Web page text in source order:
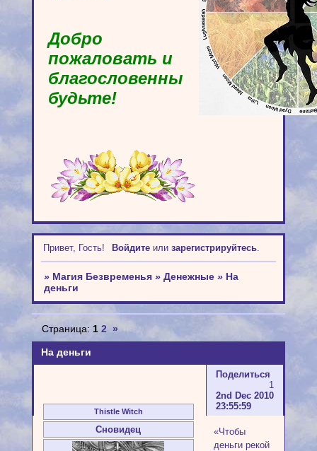
Добро
пожаловать и
благословенны
будьте!
Привет, Гость! Войдитеили зарегистрируйтесь.
» Магия Безвременья » Денежные » На
деньги
На деньги
Страница: 1 2 »
Поделиться
1
2nd Dec 2010
23:55:59
Thistle Witch
Сновидец
«Чтобы
деньги рекой